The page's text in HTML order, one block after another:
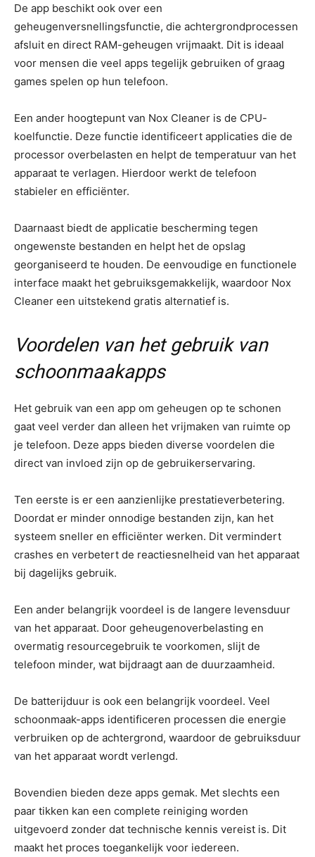
De app beschikt ook over een
geheugenversnellingsfunctie, die achtergrondprocessen
afsluit en direct RAM-geheugen vrijmaakt. Dit is ideaal
voor mensen die veel apps tegelijk gebruiken of graag
games spelen op hun telefoon.
Een ander hoogtepunt van Nox Cleaner is de CPU-
koelfunctie. Deze functie identificeert applicaties die de
processor overbelasten en helpt de temperatuur van het
apparaat te verlagen. Hierdoor werkt de telefoon
stabieler en efficiënter.
Daarnaast biedt de applicatie bescherming tegen
ongewenste bestanden en helpt het de opslag
georganiseerd te houden. De eenvoudige en functionele
interface maakt het gebruiksgemakkelijk, waardoor Nox
Cleaner een uitstekend gratis alternatief is.
Voordelen van het gebruik van
schoonmaakapps
Het gebruik van een app om geheugen op te schonen
gaat veel verder dan alleen het vrijmaken van ruimte op
je telefoon. Deze apps bieden diverse voordelen die
direct van invloed zijn op de gebruikerservaring.
Ten eerste is er een aanzienlijke prestatieverbetering.
Doordat er minder onnodige bestanden zijn, kan het
systeem sneller en efficiënter werken. Dit vermindert
crashes en verbetert de reactiesnelheid van het apparaat
bij dagelijks gebruik.
Een ander belangrijk voordeel is de langere levensduur
van het apparaat. Door geheugenoverbelasting en
overmatig resourcegebruik te voorkomen, slijt de
telefoon minder, wat bijdraagt aan de duurzaamheid.
De batterijduur is ook een belangrijk voordeel. Veel
schoonmaak-apps identificeren processen die energie
verbruiken op de achtergrond, waardoor de gebruiksduur
van het apparaat wordt verlengd.
Bovendien bieden deze apps gemak. Met slechts een
paar tikken kan een complete reiniging worden
uitgevoerd zonder dat technische kennis vereist is. Dit
maakt het proces toegankelijk voor iedereen.